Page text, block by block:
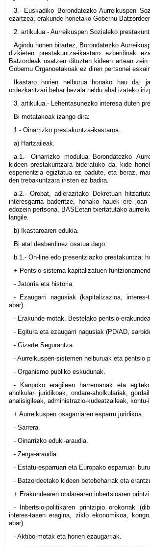
3.- Euskadiko Borondatezko Aurreikuspen
ezartzea, erakunde horietako Gobernu
2. artikulua.- Aurreikuspen Sozialeko
Agindu honen bitartez, Borondatezko
dizkieten prestakuntza-ikastaro ezberdinak
Batzordeak osatzen dituzten kideen artean
Gobernu Organoetakoak ez diren pertsonei
Ikastaro horien helburua honako hau da:
ordezkaritzari behar bezala heldu ahal izateko
3. artikulua.- Lehentasunezko interesa duten
Bi motatakoak izango dira:
1.- Oinarrizko prestakuntza-ikastaroa.
a) Hartzaileak.
a.1.- Oinarrizko modulua Borondatezko
kideen prestakuntzara bideratuko da, kide
esperientzia egiztatua ez badute, eta beraz,
den trebakuntzara iristen ez badira.
a.2.- Orobat, adierazitako Dekretuan
interesgarria baderitze, honako hauek ere
edozein pertsona, BASEetan txertatutako
langile.
b) Ikastaroaren edukia.
Bi atal desberdinez osatua dago:
b.1.- On-line edo presentziazko prestakuntza;
+ Pentsio-sistema kapitalizatuen
- Jatorria eta historia.
- Ezaugarri nagusiak (kapitalizazioa,
abar).
- Erakunde-motak. Bestelako pentsio-
- Egitura eta ezaugarri nagusiak (PD/AD,
- Gizarte Segurantza.
- Aurreikuspen-sistemen helburuak eta pentsio
- Organismo publiko eskudunak.
- Kanpoko eragileen harremanak eta
aholkulari juridikoak, ondare-aholkulariak,
analisigileak, administrazio-kudeatzaileak, kontu-
+ Aurreikuspen osagarriaren esparru juridikoa.
- Sarrera.
- Oinarrizko eduki-araudia.
- Zerga-araudia.
- Estatu-esparruari eta Europako esparruari
- Batzordeetako kideen betebeharrak eta
+ Erakundearen ondarearen inbertsioaren
- Inbertsio-politikaren printzipio orokorrak
interes-tasen eragina, ziklo ekonomikoa,
abar).
- Aktibo-motak eta horien ezaugarriak.